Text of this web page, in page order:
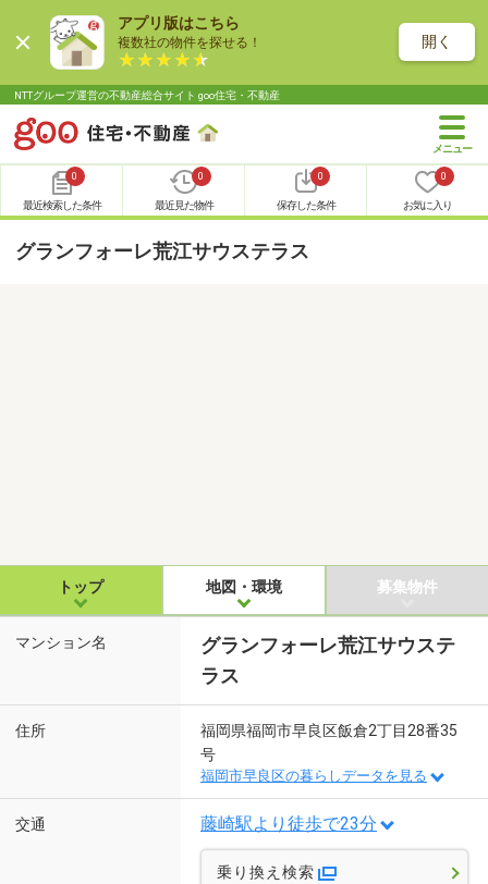
アプリ版はこちら
複数社の物件を探せる！ 開く
NTTグループ運営の不動産総合サイト goo住宅・不動産
0
最近検索した条件
0
最近見た物件
0
保存した条件
0
お気に入り
グランフォーレ荒江サウステラス
トップ 地図・環境 募集物件
マンション名
グランフォーレ荒江サウステ
ラス
住所
福岡県福岡市早良区飯倉2丁目28番35
号
福岡市早良区の暮らしデータを見る
交通 藤崎駅より徒歩で23分
乗り換え検索